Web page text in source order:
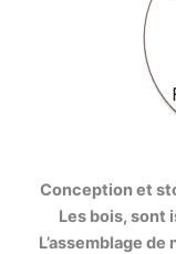
Conception et
Les bois, sont
L’assemblage